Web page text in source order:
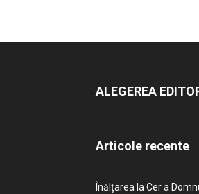
ALEGEREA
Articole recente
Înălțarea la Cer a